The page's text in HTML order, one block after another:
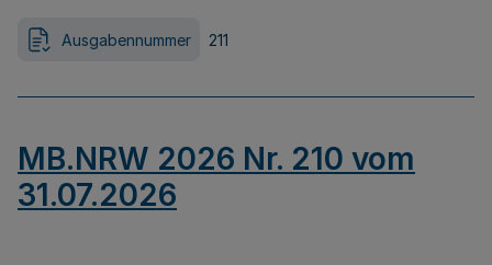
Ausgabennummer 211
MB.NRW 2026 Nr. 210 vom
31.07.2026